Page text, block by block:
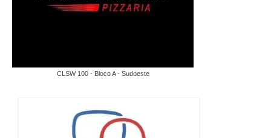
CLSW 100 - Bloco A - Sudoeste